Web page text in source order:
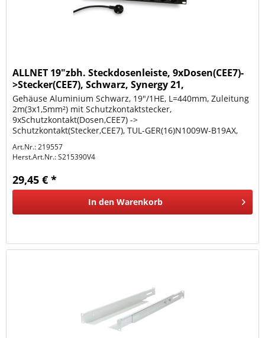
ALLNET 19"zbh. Steckdosenleiste, 9xDosen(CEE7)-
>Stecker(CEE7), Schwarz, Synergy 21,
Gehäuse Aluminium Schwarz, 19"/1HE, L=440mm, Zuleitung
2m(3x1,5mm²) mit Schutzkontaktstecker,
9xSchutzkontakt(Dosen,CEE7) ->
Schutzkontakt(Stecker,CEE7), TUL-GER(16)N1009W-B19AX,
Art.Nr.: 219557
Herst.Art.Nr.:S215390V4
29,45 € *
In den Warenkorb